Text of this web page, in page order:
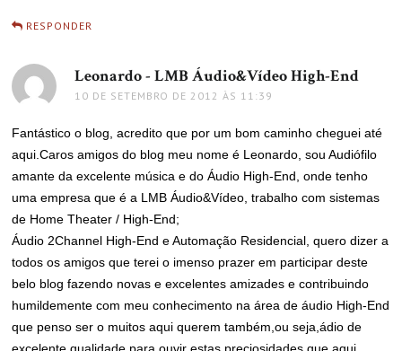
RESPONDER
Leonardo - LMB Áudio&Vídeo High-End
10 DE SETEMBRO DE 2012 ÀS 11:39
Fantástico o blog, acredito que por um bom caminho cheguei até
aqui.Caros amigos do blog meu nome é Leonardo, sou Audiófilo
amante da excelente música e do Áudio High-End, onde tenho
uma empresa que é a LMB Áudio&Vídeo, trabalho com sistemas
de Home Theater / High-End;
Áudio 2Channel High-End e Automação Residencial, quero dizer a
todos os amigos que terei o imenso prazer em participar deste
belo blog fazendo novas e excelentes amizades e contribuindo
humildemente com meu conhecimento na área de áudio High-End
que penso ser o muitos aqui querem também,ou seja,ádio de